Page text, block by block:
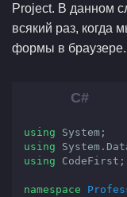
Project. В данном
всякий раз, когда
формы в браузере.
using
using
using CodeFirst;
namespace